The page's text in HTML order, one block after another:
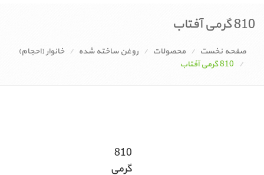
810 گرمی آفتاب
صفحه نخست محصولات روغن ساخته شده
خانوار (احجام)
810 گرمی آفتاب
810
گرمی